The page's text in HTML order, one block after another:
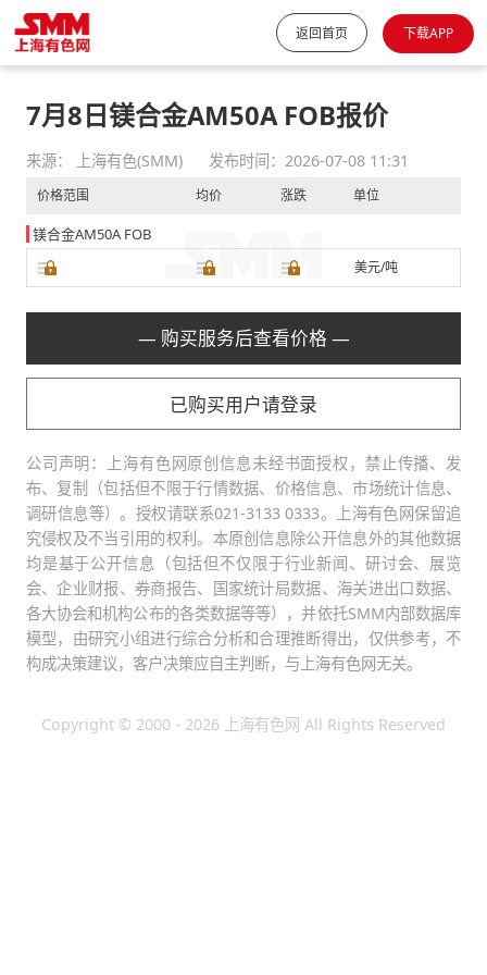
返回首页 下载APP
7月8日镁合金AM50A FOB报价
来源： 上海有色(SMM) 发布时间：2026-07-08 11:31
价格范围 均价 涨跌 单位
镁合金AM50A FOB
美元/吨
— 购买服务后查看价格 —
已购买用户请登录
公司声明：上海有色网原创信息未经书面授权，禁止传播、发
布、复制（包括但不限于行情数据、价格信息、市场统计信息、
调研信息等）。授权请联系021-3133 0333。上海有色网保留追
究侵权及不当引用的权利。本原创信息除公开信息外的其他数据
均是基于公开信息（包括但不仅限于行业新闻、研讨会、展览
会、企业财报、券商报告、国家统计局数据、海关进出口数据、
各大协会和机构公布的各类数据等等），并依托SMM内部数据库
模型，由研究小组进行综合分析和合理推断得出，仅供参考，不
构成决策建议，客户决策应自主判断，与上海有色网无关。
Copyright © 2000 - 2026 上海有色网 All Rights Reserved